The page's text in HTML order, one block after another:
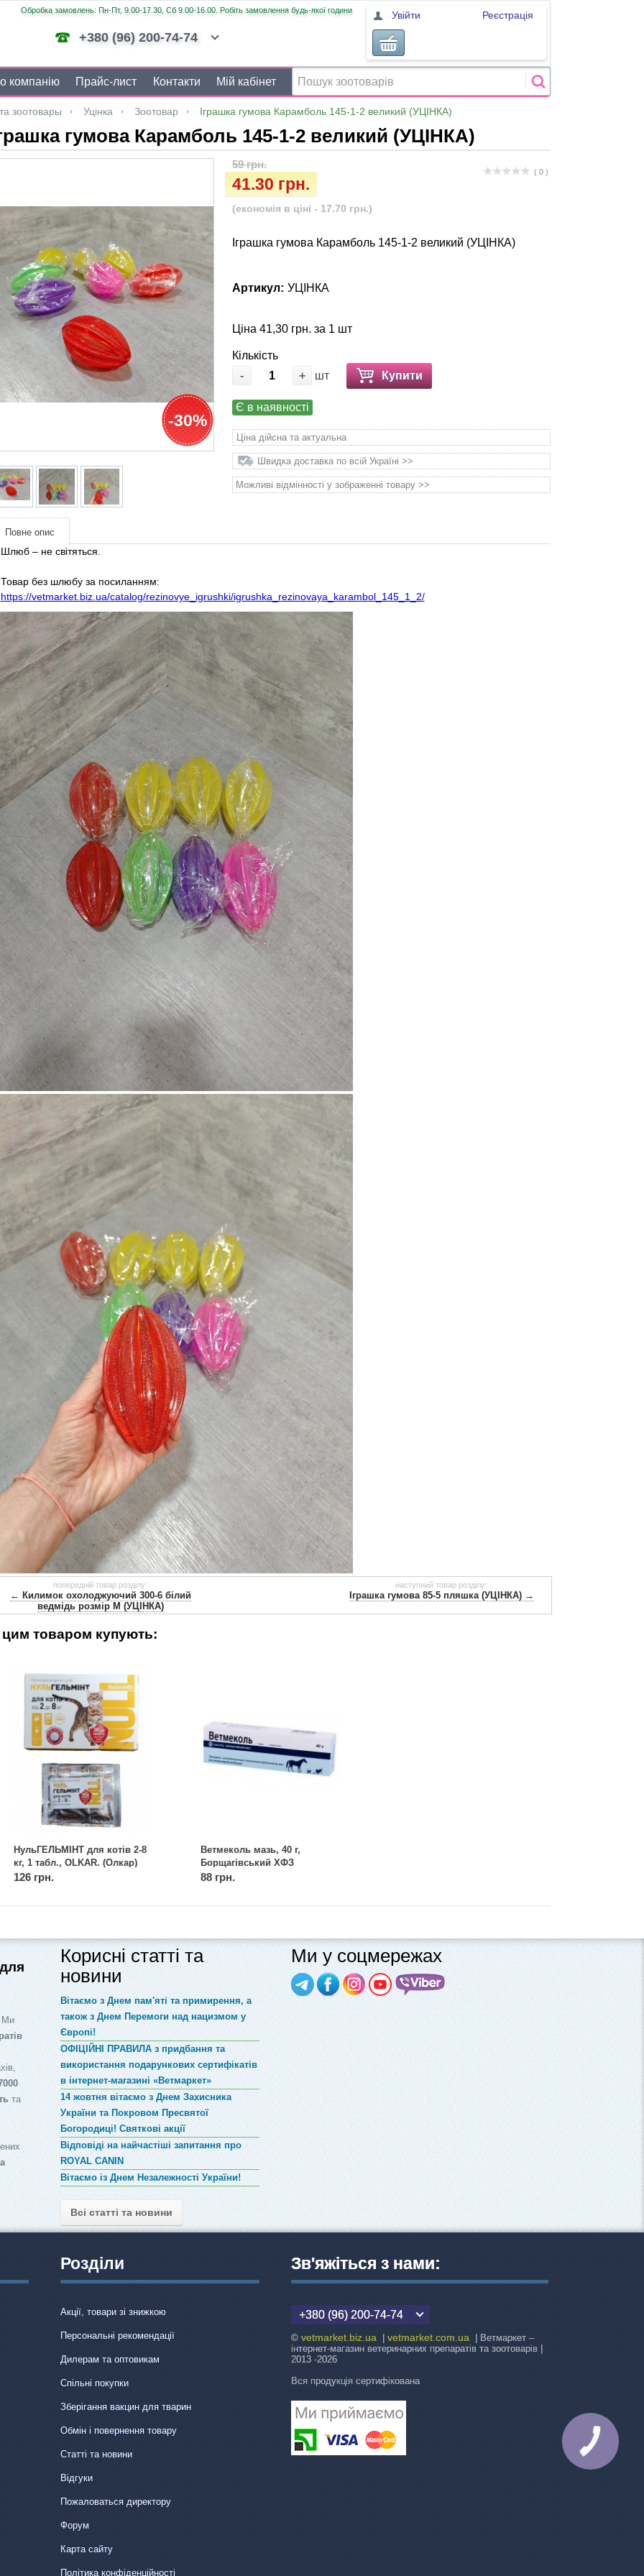
Обробка замовлень: Пн-Пт, 9.00-17.30, Сб 9.00-16.00. Робіть замовлення будь-якої години
+380 (96) 200-74-74
Увійти Реєстрація
компанію Прайс-лист Контакти Мій кабінет
зоотовары Уцінка Зоотовар Іграшка гумова Карамболь 145-1-2 великий (УЦІНКА)
гумова Карамболь 145-1-2 великий (УЦІНКА)
-30%
( 0 )
59 грн.
41.30 грн.
(економія в ціні - 17.70 грн.)
Іграшка гумова Карамболь 145-1-2 великий (УЦІНКА)
Артикул: УЦІНКА
Ціна 41,30 грн. за 1 шт
Кількість
-
+ шт Купити
Є в наявності
Ціна дійсна та актуальна
Швидка доставка по всій Україні >>
Можливі відмінності у зображенні товару >>
Повне опис
Шлюб – не світяться.
Товар без шлюбу за посиланням:
https://vetmarket.biz.ua/catalog/rezinovye_igrushki/igrushka_rezinovaya_karambol_145_1_2/
попередній товар розділу:
← Килимок охолоджуючий 300-6 білий
ведмідь розмір М (УЦІНКА)
наступний товар розділу:
Іграшка гумова 85-5 пляшка (УЦІНКА) →
товаром купують:
НульГЕЛЬМІНТ для котів 2-8
кг, 1 табл., OLKAR. (Олкар)
126 грн.
Ветмеколь мазь, 40 г,
Борщагівський ХФЗ
88 грн.
та
Корисні статті та
новини
Вітаємо з Днем пам'яті та примирення, а
також з Днем Перемоги над нацизмом у
Європі!
ОФІЦІЙНІ ПРАВИЛА з придбання та
використання подарункових сертифікатів
в інтернет-магазині «Ветмаркет»
14 жовтня вітаємо з Днем Захисника
України та Покровом Пресвятої
Богородиці! Святкові акції
Відповіді на найчастіші запитання про
ROYAL CANIN
Вітаємо із Днем Незалежності України!
Всі статті та новини
Ми у соцмережах
Розділи
Акції, товари зі знижкою
Персональні рекомендації
Дилерам та оптовикам
Спільні покупки
Зберігання вакцин для тварин
Обмін і повернення товару
Статті та новини
Відгуки
Пожаловаться директору
Форум
Карта сайту
Політика конфіденційності
Зв'яжіться з нами:
+380 (96) 200-74-74
©vetmarket.biz.ua |vetmarket.com.ua | Ветмаркет –
інтернет-магазин ветеринарних препаратів та зоотоварів |
2013 -2026
Вся продукція сертифікована
КНОПКА
ЗВ'ЯЗКУ